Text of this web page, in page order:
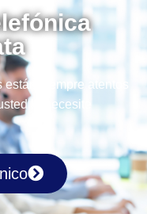
siempre atentos
lo necesite